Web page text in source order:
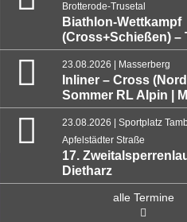
Brotterode-Trusetal
Biathlon-Wettkampf
(Cross+Schießen) –
23.08.2026 | Masserberg
Inliner – Cross
Sommer RL Alpin |
23.08.2026 | Sportplatz
Apfelstädter Straße
17.
Dietharz
alle Termine